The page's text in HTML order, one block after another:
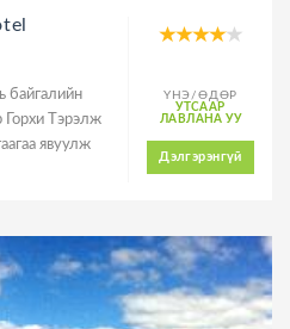
байгалийн
Горхи Tэрэлж
явуулж
ҮНЭ/ӨДӨР
УТСААР
ЛАВЛАНА УУ
Дэлгэрэнгүй